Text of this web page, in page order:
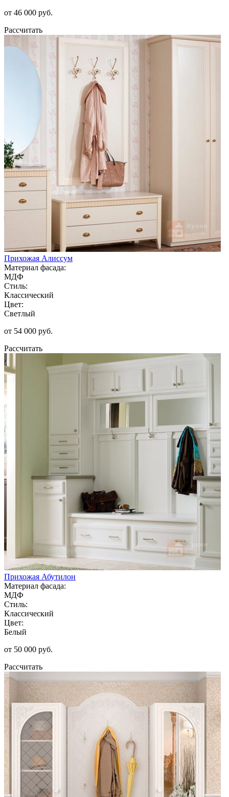
от 46 000 руб.
Рассчитать
Прихожая Алиссум
Материал фасада:
МДФ
Стиль:
Классический
Цвет:
Светлый
от 54 000 руб.
Рассчитать
Прихожая Абутилон
Материал фасада:
МДФ
Стиль:
Классический
Цвет:
Белый
от 50 000 руб.
Рассчитать